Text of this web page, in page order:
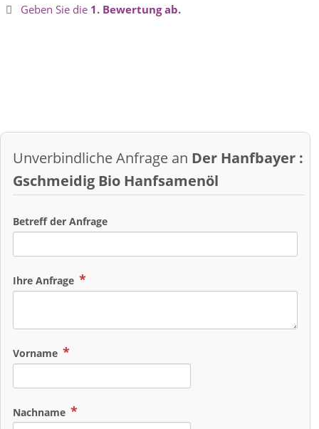
Geben Sie die 1. Bewertung ab.
Unverbindliche Anfrage an Der Hanfbayer :
Gschmeidig Bio Hanfsamenöl
Betreff der Anfrage
Ihre Anfrage
Vorname
Nachname